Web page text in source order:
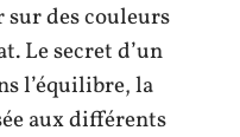
des couleurs
Le secret d’un
l’équilibre, la
aux différents